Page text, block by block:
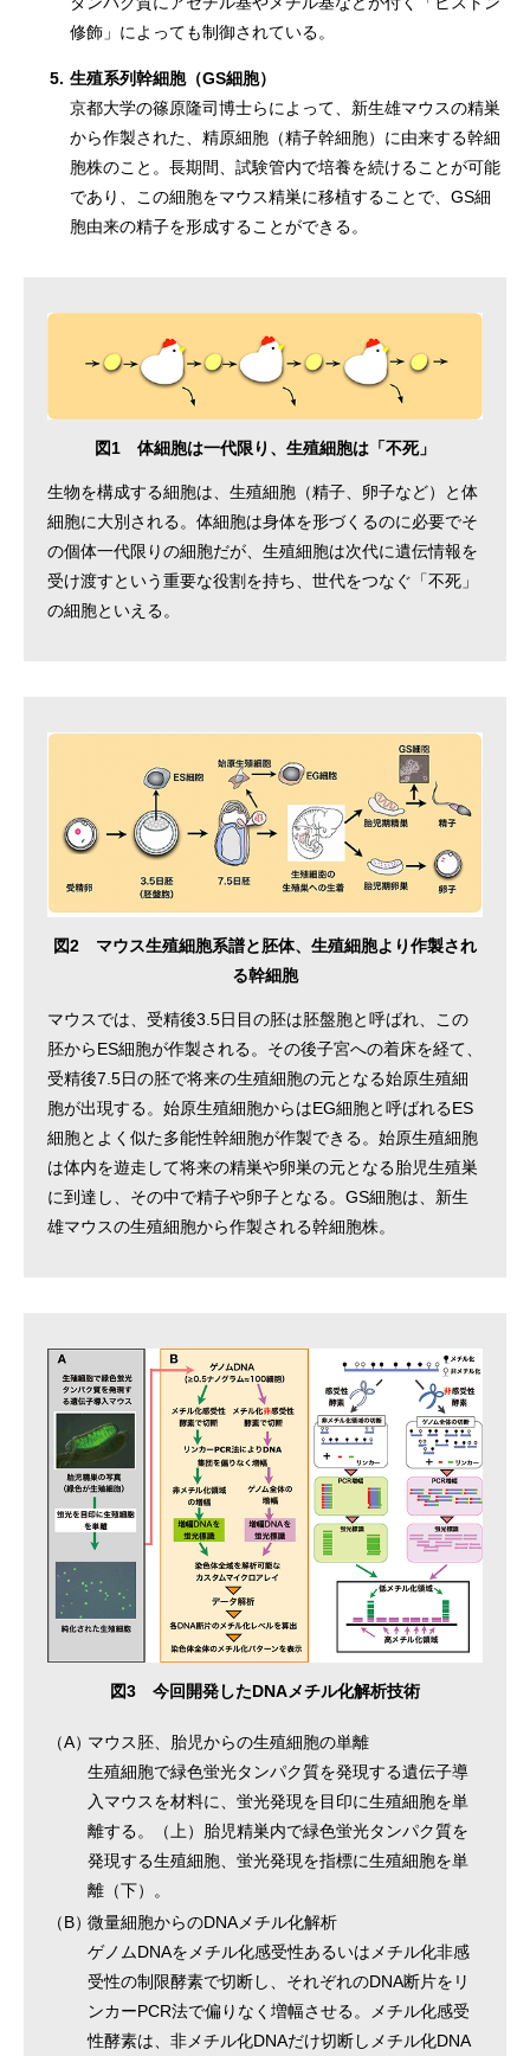
修飾」によっても制御されている。
5. 生殖系列幹細胞（GS細胞）
京都大学の篠原隆司博士らによって、新生雄マウスの精巣
から作製された、精原細胞（精子幹細胞）に由来する幹細
胞株のこと。長期間、試験管内で培養を続けることが可能
であり、この細胞をマウス精巣に移植することで、GS細
胞由来の精子を形成することができる。
図1 体細胞は一代限り、生殖細胞は「不死」
生物を構成する細胞は、生殖細胞（精子、卵子など）と体
細胞に大別される。体細胞は身体を形づくるのに必要でそ
の個体一代限りの細胞だが、生殖細胞は次代に遺伝情報を
受け渡すという重要な役割を持ち、世代をつなぐ「不死」
の細胞といえる。
図2 マウス生殖細胞系譜と胚体、生殖細胞より作製され
る幹細胞
マウスでは、受精後3.5日目の胚は胚盤胞と呼ばれ、この
胚からES細胞が作製される。その後子宮への着床を経て、
受精後7.5日の胚で将来の生殖細胞の元となる始原生殖細
胞が出現する。始原生殖細胞からはEG細胞と呼ばれるES
細胞とよく似た多能性幹細胞が作製できる。始原生殖細胞
は体内を遊走して将来の精巣や卵巣の元となる胎児生殖巣
に到達し、その中で精子や卵子となる。GS細胞は、新生
雄マウスの生殖細胞から作製される幹細胞株。
図3 今回開発したDNAメチル化解析技術
（A）マウス胚、胎児からの生殖細胞の単離
生殖細胞で緑色蛍光タンパク質を発現する遺伝子導
入マウスを材料に、蛍光発現を目印に生殖細胞を単
離する。（上）胎児精巣内で緑色蛍光タンパク質を
発現する生殖細胞、蛍光発現を指標に生殖細胞を単
離（下）。
（B）微量細胞からのDNAメチル化解析
ゲノムDNAをメチル化感受性あるいはメチル化非感
受性の制限酵素で切断し、それぞれのDNA断片をリ
ンカーPCR法で偏りなく増幅させる。メチル化感受
性酵素は、非メチル化DNAだけ切断しメチル化DNA